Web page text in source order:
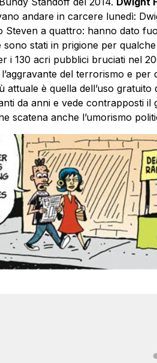
andare in carcere lunedì:
Steven a quattro: hanno dato
stati in prigione per
i 130 acri pubblici bruciati nel
del terrorismo e
attuale è quella dell’uso
da anni e vede contrapposti
scatena anche l’umorismo